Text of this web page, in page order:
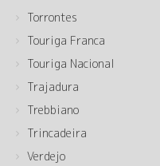
Torrontes
Touriga Franca
Touriga Nacional
Trajadura
Trebbiano
Trincadeira
Verdejo